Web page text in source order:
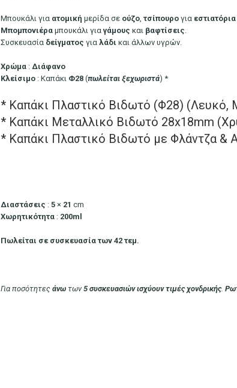
Μπουκάλι για ατομική μερίδα σε ούζο, τσίπουρο για εστιατόρια
Μπομπονιέρα μπουκάλι γιαγάμους και βαφτίσεις.
Συσκευασία δείγματος για λάδι και άλλων υγρών.
Χρώμα : Διάφανο
Κλείσιμο : Καπάκι Φ28 (πωλείται ξεχωριστά) *
* Καπάκι Πλαστικό Βιδωτό (Φ28) (Λευκό,
* Καπάκι Mεταλλικό Βιδωτό 28x18mm
* Καπάκι Πλαστικό Βιδωτό με Φλάντζα &
Διαστάσεις : 5 × 21 cm
Χωρητικότητα : 200ml
Πωλείται σε συσκευασία των 42 τεμ.
Για ποσότητες άνω των5 συσκευασιών ισχύουν τιμές χονδρικής.